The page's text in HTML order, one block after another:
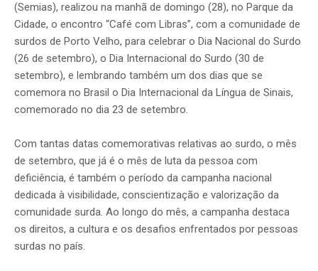
(Semias), realizou na manhã de domingo (28), no Parque da
Cidade, o encontro “Café com Libras”, com a comunidade de
surdos de Porto Velho, para celebrar o Dia Nacional do Surdo
(26 de setembro), o Dia Internacional do Surdo (30 de
setembro), e lembrando também um dos dias que se
comemora no Brasil o Dia Internacional da Língua de Sinais,
comemorado no dia 23 de setembro.
Com tantas datas comemorativas relativas ao surdo, o mês
de setembro, que já é o mês de luta da pessoa com
deficiência, é também o período da campanha nacional
dedicada à visibilidade, conscientização e valorização da
comunidade surda. Ao longo do mês, a campanha destaca
os direitos, a cultura e os desafios enfrentados por pessoas
surdas no país.